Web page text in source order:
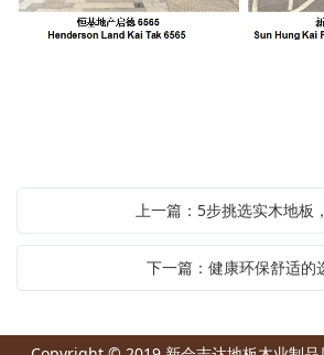
上一篇：5步挑选实木地板，
下一篇：健康环保舒适的